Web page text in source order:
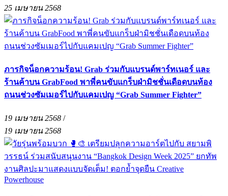
25 เมษายน 2568
ภารกิจน็อกความร้อน! Grab ร่วมกับแบรนด์พาร์ทเนอร์ และ
ร้านค้าบน GrabFood พาพี่คนขับแกร็บฝ่ามิชชั่นเดือดบนท้อง
ถนนช่วงซัมเมอร์ไปกับแคมเปญ “Grab Summer Fighter”
19 เมษายน 2568 /
19 เมษายน 2568